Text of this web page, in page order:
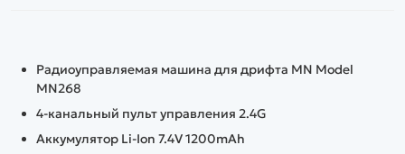
Радиоуправляемая машина для дрифта MN Model
MN268
4-канальный пульт управления 2.4G
Аккумулятор Li-Ion 7.4V 1200mAh